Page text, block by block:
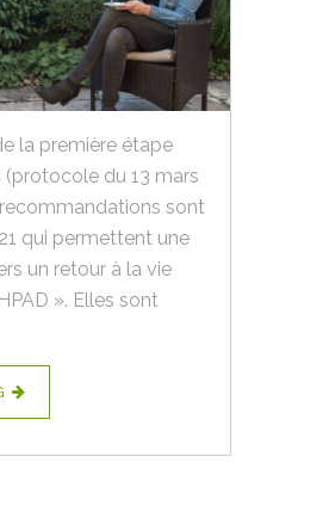
la première étape
(protocole du 13 mars
sont
qui permettent une
un retour à la vie
». Elles sont